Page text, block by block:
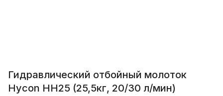
Гидравлический отбойный молоток
Hycon HH25 (25,5кг, 20/30 л/мин)